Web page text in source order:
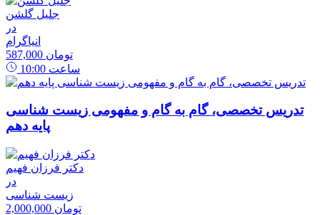
جلیل گلشن
در
انیاگرام
587,000 تومان
10:00 ساعت
تدریس تخصصی، گام به گام و مفهومی زیست شناسی
پایه دهم
دکتر فرزان فهیم
در
زیست شناسی
2,000,000 تومان